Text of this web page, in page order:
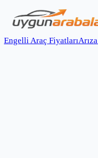
Engelli Araç Fiyatları